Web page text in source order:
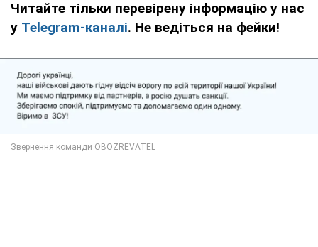
Читайте тільки перевірену інформацію у нас
у Telegram-каналі. Не ведіться на фейки!